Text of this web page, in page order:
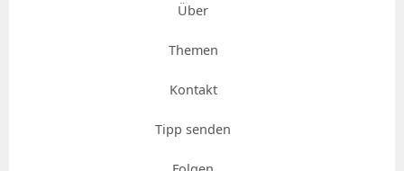
Über
Themen
Kontakt
Tipp senden